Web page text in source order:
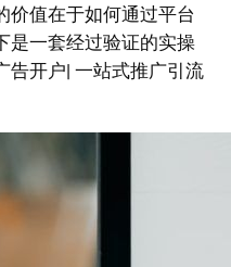
价值在于如何通过平台
是一套经过验证的实操
告开户| 一站式推广引流